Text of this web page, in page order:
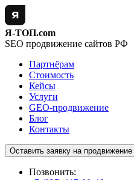
Я-ТОП.com
SEO продвижение сайтов РФ
Партнёрам
Стоимость
Кейсы
Услуги
GEO-продвижение
Блог
Контакты
Оставить заявку на продвижение
Позвонить: